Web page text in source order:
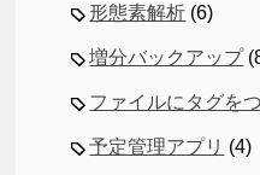
形態素解析 (6)
増分バックアップ
ファイルにタグを
予定管理アプリ (4)